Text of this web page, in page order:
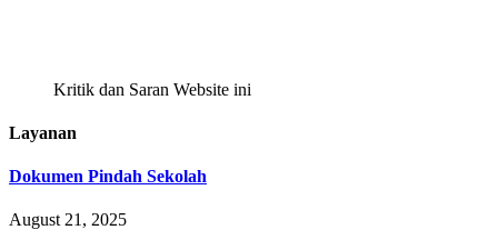
Kritik dan Saran Website ini
Layanan
Dokumen Pindah Sekolah
August 21, 2025